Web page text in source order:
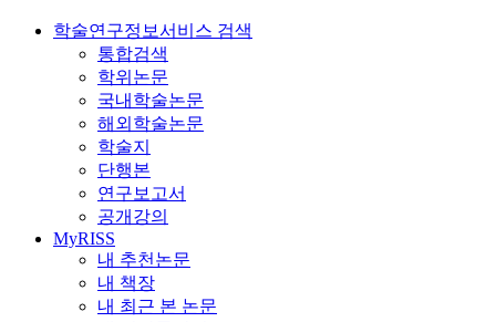
학술연구정보서비스 검색
통합검색
학위논문
국내학술논문
해외학술논문
학술지
단행본
연구보고서
공개강의
MyRISS
내 추천논문
내 책장
내 최근 본 논문